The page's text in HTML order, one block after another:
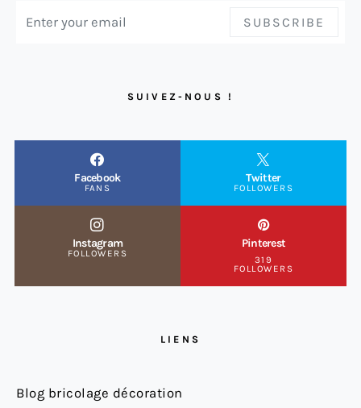
SUBSCRIBE
SUIVEZ-NOUS !
Facebook
FANS
Twitter
FOLLOWERS
Instagram
FOLLOWERS
Pinterest
319
FOLLOWERS
LIENS
Blog bricolage décoration